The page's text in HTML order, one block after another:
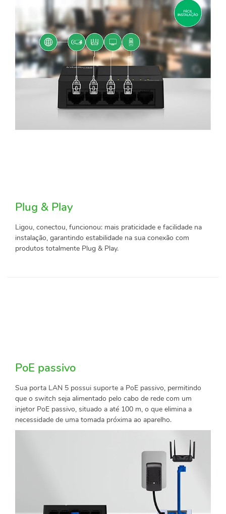
Plug & Play
Ligou, conectou, funcionou: mais praticidade e facilidade na
instalação, garantindo estabilidade na sua conexão com
produtos totalmente Plug & Play.
PoE passivo
Sua porta LAN 5 possui suporte a PoE passivo, permitindo
que o switch seja alimentado pelo cabo de rede com um
injetor PoE passivo, situado a até 100 m, o que elimina a
necessidade de uma tomada próxima ao aparelho.